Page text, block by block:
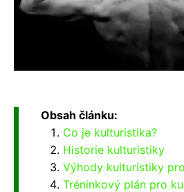
Obsah článku:
Co je kulturistika?
Historie kulturistiky
Výhody kulturistiky
Tréninkový plán pro